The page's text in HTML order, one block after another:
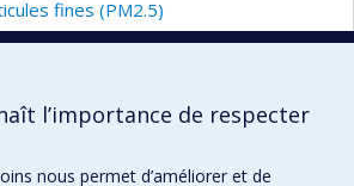
fines (PM2.5)
Ultrafines
cardio-respiratoire
environnementale
l’importance de respecter
nous permet d’améliorer et de